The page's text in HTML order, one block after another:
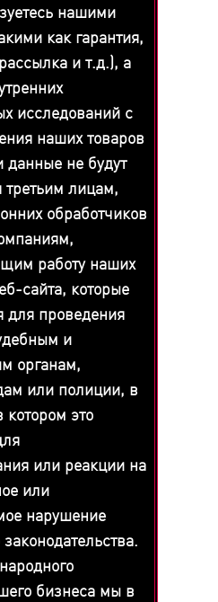
нашими
как гарантия,
и т.д.), а
исследований с
наших товаров
данные не будут
третьим лицам,
обработчиков
работу наших
сайта, которые
для проведения
и
органам,
или полиции, в
это
или реакции на
или
нарушение
бизнеса мы в